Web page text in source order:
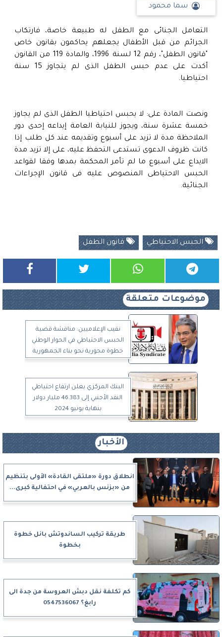
سما محمود
التعامل الجنائى مع الطفل له طبيعة خاصة، فارتكاب
الجرائم من قبل الأطفال يجعلهم يحاكمون بقانون خاص
"قانون الطفل"، رقم 12 لسنة 1996، والمادة 119 من القانون
أكدت على عدم حبس الطفل الذى لم يتجاوز 15 سنة
احتياطيا.
ونصت المادة على: لا يحبس احتياطيا الطفل الذى لم يجاوز
خمسة عشرة سنة، ويجوز للنيابة العامة إيداعه إحدى دور
الملاحظة مدة لا تزيد على أسبوع وتقديمه عند كل طلب إذا
كانت ظروف الدعوى تستدعى التحفظ عليه، على إلا تزيد مدة
الايداع على أسبوع ما لم تأمر المحكمة بمدها وفقا لقواعد
الحبس الاحتياطى المنصوص عليه فى قانون الإجراءات
الجنائية.
الحبس الاحتياطي قانون الطفل
موضوعات متعلقة
نقيب الإعلاميين: مناقشة قضية
الحبس الاحتياطي في الحوار الوطني
خطوة محورية نحو بناء الجمهورية
البنك المركزي يعلن ارتفاع احتياطي
النقد الأجنبي إلى 46.383 مليار دولار
بنهاية يونيو 2024
الأخبار
انطلاق دورة «ملتقى القادة» الأولى بتنظيم
من «بزنس بالعربي» في احتفالية كبرى...
طريقة تركيب الساندوتش بانل خطوة
بخطوة
كم تكلفة نقل دبش العروسة من جدة الى
رابغ؟ 0547536067